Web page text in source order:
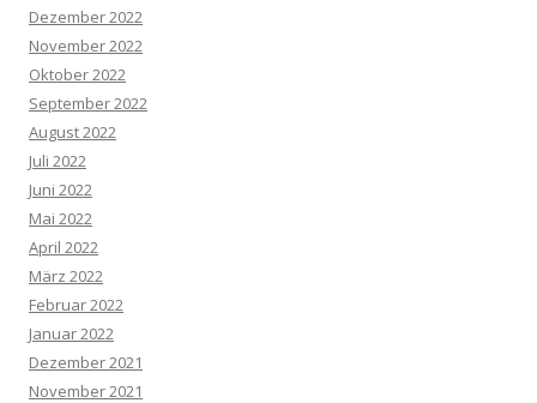
Dezember 2022
November 2022
Oktober 2022
September 2022
August 2022
Juli 2022
Juni 2022
Mai 2022
April 2022
März 2022
Februar 2022
Januar 2022
Dezember 2021
November 2021